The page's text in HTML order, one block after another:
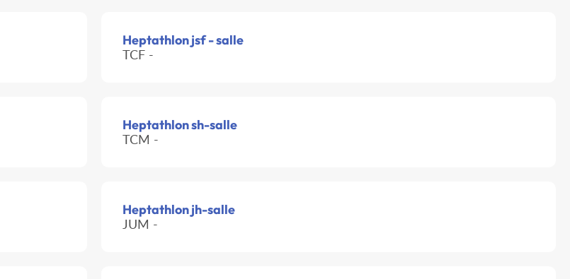
Heptathlon jsf - salle
TCF -
Heptathlon sh-salle
TCM -
Heptathlon jh-salle
JUM -